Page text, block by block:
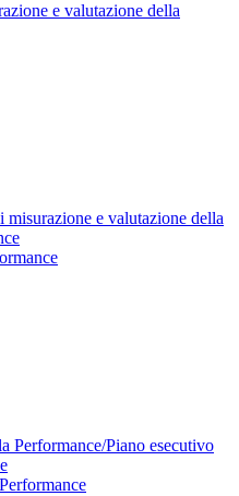
e valutazione della
misurazione e valutazione della
Performance/Piano esecutivo